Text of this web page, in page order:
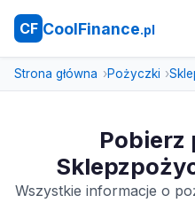
CF CoolFinance.pl
Strona główna Pożyczki
Pobierz
Wszystkie informacje o